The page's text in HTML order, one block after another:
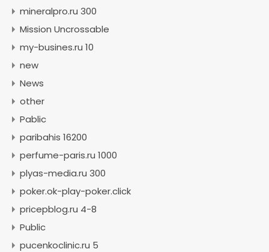
mineralpro.ru 300
Mission Uncrossable
my-busines.ru 10
new
News
other
Pablic
paribahis 16200
perfume-paris.ru 1000
plyas-media.ru 300
poker.ok-play-poker.click
pricepblog.ru 4-8
Public
pucenkoclinic.ru 5